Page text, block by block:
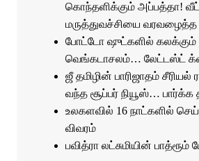
கொந்தளிக்கும் அப்பத்தா!
மருத்துவச்சியை வரவழைத்த
போட்டோ ஷுட்களில் கலக்கும்
வெங்கடாசலம்… லேட்டஸ்ட்
ஜீ தமிழின் பாரிஜாதம் சீரியல்
வந்த சூப்பர் நியூஸ்… பார்க்க
உலகளவில் 16 நாட்களில்
விவரம்
பவித்ரா லட்சுமியின்